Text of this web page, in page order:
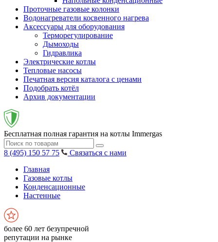
Проточные газовые колонки
Водонагреватели косвенного нагрева
Аксессуары для оборудования
Терморегулирование
Дымоходы
Гидравлика
Электрические котлы
Тепловые насосы
Печатная версия каталога с ценами
Подобрать котёл
Архив документации
Бесплатная полная гарантия на котлы Immergas
8 (495) 150 57 75
Связаться с нами
Главная
Газовые котлы
Конденсационные
Настенные
более 60 лет безупречной
репутации на рынке